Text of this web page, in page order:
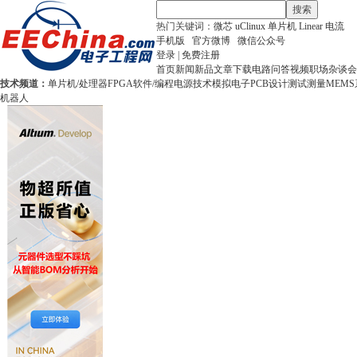
搜索
热门关键词： 微芯 uClinux 单片机 Linear 电流
手机版
官方微博
微信公众号
登录 免费注册
首页新闻新品文章下载电路问答视频职场杂谈
技术频道： 单片机/处理器FPGA软件/编程电源技术模拟电子PCB设计测试测量MEMS
机器人